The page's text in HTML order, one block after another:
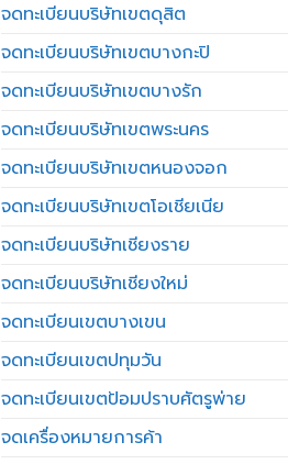
จดทะเบียนบริษัทเขตดุสิต
จดทะเบียนบริษัทเขตบางกะปิ
จดทะเบียนบริษัทเขตบางรัก
จดทะเบียนบริษัทเขตพระนคร
จดทะเบียนบริษัทเขตหนองจอก
จดทะเบียนบริษัทเขตโอเชียเนีย
จดทะเบียนบริษัทเชียงราย
จดทะเบียนบริษัทเชียงใหม่
จดทะเบียนเขตบางเขน
จดทะเบียนเขตปทุมวัน
จดทะเบียนเขตป้อมปราบศัตรูพ่าย
จดเครื่องหมายการค้า